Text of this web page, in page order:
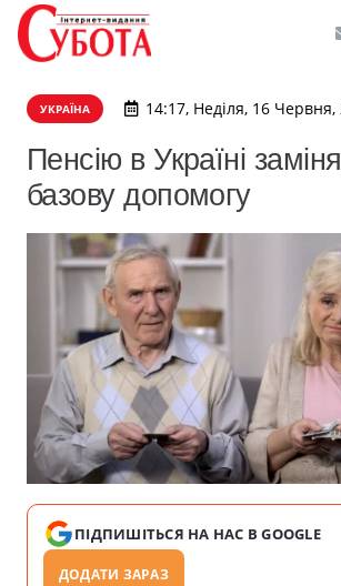
УКРАЇНА 14:17, Неділя, 16 Червня,
Пенсію в Україні
базову допомогу
ПІДПИШІТЬСЯ НА НАС В GOOGLE
ДОДАТИ ЗАРАЗ